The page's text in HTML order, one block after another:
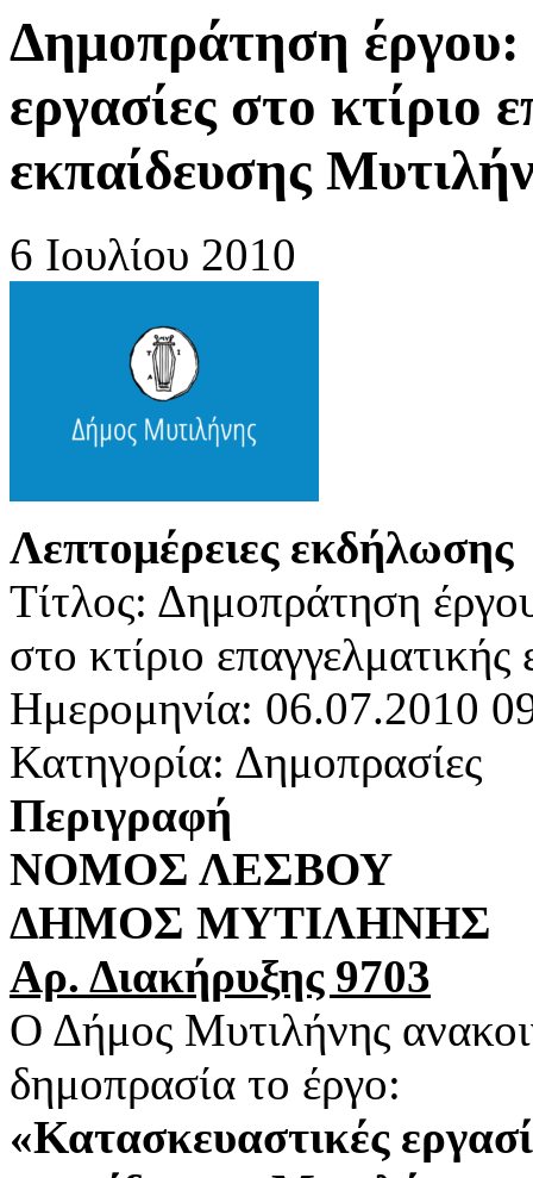
Δημοπράτηση έργου:
εργασίες στο κτίριο
εκπαίδευσης
6 Ιουλίου 2010
Λεπτομέρειες εκδήλωσης
Τίτλος: Δημοπράτηση
στο κτίριο
Ημερομηνία: 06.07.2010
Κατηγορία: Δημοπρασίες
Περιγραφή
ΝΟΜΟΣ ΛΕΣΒΟΥ
ΔΗΜΟΣ ΜΥΤΙΛΗΝΗΣ
Αρ. Διακήρυξης 9703
Ο Δήμος Μυτιλήνης
δημοπρασία το έργο:
«Κατασκευαστικές